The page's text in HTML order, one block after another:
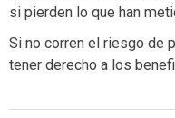
si pierden lo que han
Si no corren el riesgo de
tener derecho a los